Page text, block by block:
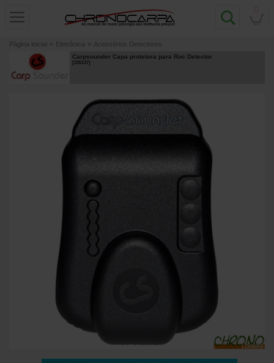
Página inicial » Eletrônica » Acessórios Detectores
Carpsounder Capa protetora para Roc Detector
[226137]